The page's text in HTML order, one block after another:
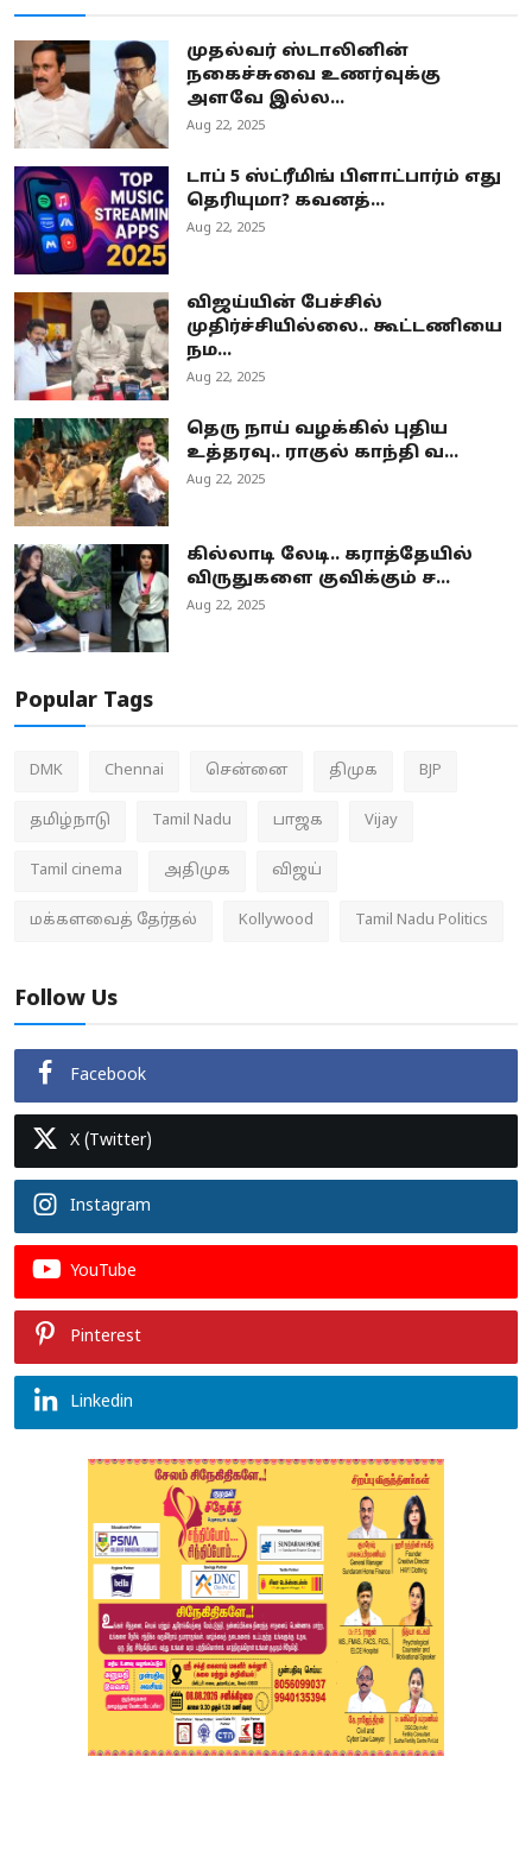
முதல்வர் ஸ்டாலினின்
நகைச்சுவை உணர்வுக்கு
அளவே இல்ல...
Aug 22, 2025
டாப் 5 ஸ்ட்ரீமிங் பிளாட்பார்ம் எது
தெரியுமா? கவனத்...
Aug 22, 2025
விஜய்யின் பேச்சில்
முதிர்ச்சியில்லை.. கூட்டணியை
நம...
Aug 22, 2025
தெரு நாய் வழக்கில் புதிய
உத்தரவு.. ராகுல் காந்தி வ...
Aug 22, 2025
கில்லாடி லேடி.. கராத்தேயில்
விருதுகளை குவிக்கும் ச...
Aug 22, 2025
Popular Tags
DMK Chennai சென்னை திமுக BJP
தமிழ்நாடு Tamil Nadu பாஜக Vijay
Tamil cinema அதிமுக விஜய்
மக்களவைத் தேர்தல் Kollywood Tamil Nadu Politics
Follow Us
Facebook
X (Twitter)
Instagram
YouTube
Pinterest
Linkedin